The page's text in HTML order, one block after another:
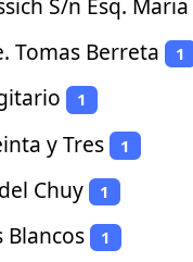
Tomas Berreta 1
1
y Tres 1
Chuy 1
Blancos 1